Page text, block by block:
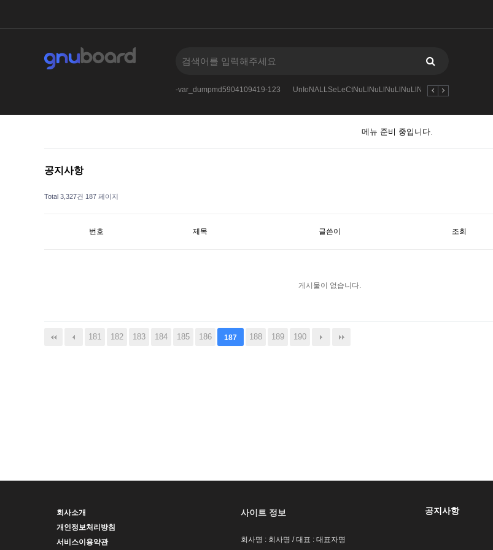
-var_dumpmd5904109419-123 UnIoNALLSeLeCtNuLlNuLlNuLlNuLlNuLlNuLlqscan_union_
메뉴 준비 중입니다.
공지사항
Total 3,327건 187 페이지
번호 제목 글쓴이 조회
게시물이 없습니다.
181 182 183 184 185 186 187 188 189 190
회사소개
개인정보처리방침
서비스이용약관
사이트 정보
회사명 : 회사명 / 대표 : 대표자명
공지사항